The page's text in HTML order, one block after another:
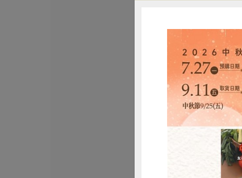
御鑫水產企業有限公司
甘露煮秋刀魚
200公克(含固形量150公克)